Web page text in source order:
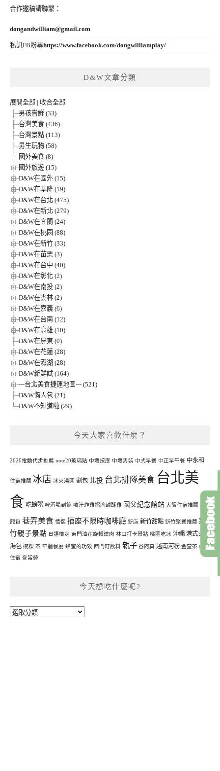
合作邀稿請聯繫：
dongandwilliam@gmail.com
私訊FB粉專https://www.facebook.com/dongwilliamplay/
D&W文章分類
展開全部 | 收合全部
男孩嘗鮮 (33)
台灣美食 (436)
台灣景點 (113)
男生玩物 (58)
國外美食 (8)
國外旅遊 (15)
D&W在國外 (15)
D&W在基隆 (19)
D&W在台北 (475)
D&W在新北 (279)
D&W在宜蘭 (24)
D&W在桃園 (88)
D&W在新竹 (33)
D&W在苗栗 (3)
D&W在台中 (40)
D&W在彰化 (2)
D&W在南投 (2)
D&W在雲林 (2)
D&W在嘉義 (6)
D&W在台南 (12)
D&W在高雄 (10)
D&W在屏東 (0)
D&W在花蓮 (28)
D&W在澎湖 (28)
D&W新鮮試 (164)
---台北美食捷運地圖--- (521)
D&W懶人包 (21)
D&W不知道啦 (29)
今天大家喜歡什麼？
2020電動代步推薦 note20玻璃貼 中壢按摩 中壢男裝 中式早餐 中正早午餐 中永和
住宿推薦 冰店 冰火湯圓 割包 北投 台北排隊美食 台北美
食 吃螃蟹 啤酒喝到飽 噴汁炸雞招牌鹹酥雞 國父紀念館站 大阪住宿推薦 小
籠包 巷弄美食 情侶 插座不限時咖啡廳 新店 新竹甜點 新竹聚餐推薦 新
竹親子景點 日語檢定 東門油花旋轉燒肉 林口打卡景點 桃園吃冰 沖繩 港式火鍋
湯包 碗粿 茶 華麗餐廳 蜂蜜的功效 西門町飲料 親子 谷阿莫 越南河粉 金萱茶 頭城
住宿 麥當勞
今天想吃什麼呢?
今